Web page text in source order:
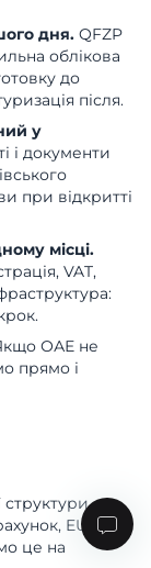
дня. QFZP
облікова
до
після.
у
і документи
при відкритті
місці.
VAT,
ОАЕ не
прямо і
EU-
це на